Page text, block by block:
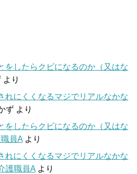
をしたらクビになるのか（又はな
より
れにくくなるマジでリアルなかな
ず より
をしたらクビになるのか（又はな
員A より
れにくくなるマジでリアルなかな
護職員A より